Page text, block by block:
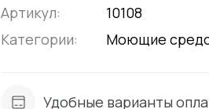
Артикул:
10108
Категории:
Моющие
Удобные варианты